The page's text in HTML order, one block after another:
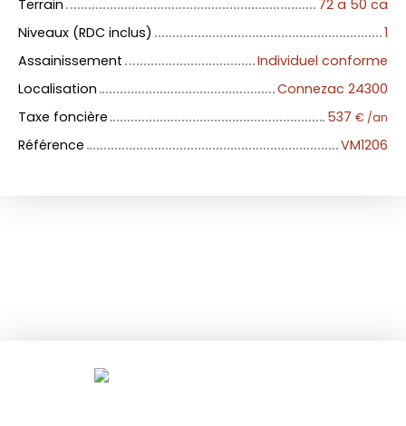
Terrain
72 a 50 ca
Niveaux (RDC inclus)
1
Assainissement
Individuel conforme
Localisation
Connezac 24300
Taxe foncière
537 € /an
Référence VM1206